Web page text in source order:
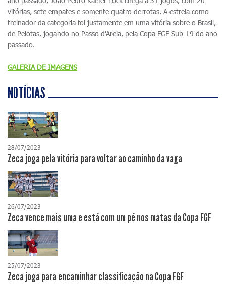
vitórias, sete empates e somente quatro derrotas. A estreia como
treinador da categoria foi justamente em uma vitória sobre o Brasil,
de Pelotas, jogando no Passo d'Areia, pela Copa FGF Sub-19 do ano
passado.
GALERIA DE IMAGENS
NOTÍCIAS
28/07/2023
Zeca joga pela vitória para voltar ao caminho da vaga
26/07/2023
Zeca vence mais uma e está com um pé nos matas da Copa FGF
25/07/2023
Zeca joga para encaminhar classificação na Copa FGF